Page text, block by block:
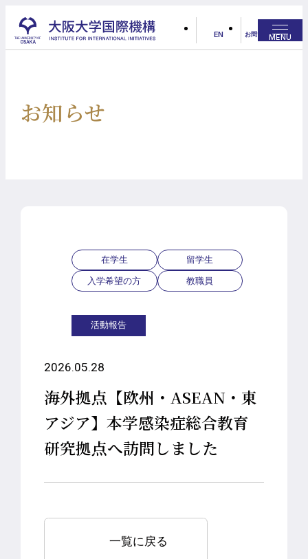
EN
N
お問い合わせ
MENU
お知らせ
2026.05.28
在学生 留学生
入学希望の方 教職員
活動報告
海外拠点【欧州・ASEAN・東
アジア】本学感染症総合教育
研究拠点へ訪問しました
一覧に戻る